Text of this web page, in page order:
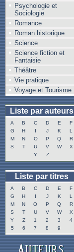
Psychologie et
Sociologie
Romance
Roman historique
Science
Science fiction et
Fantaisie
Théâtre
Vie pratique
Voyage et Tourisme
Liste par auteurs
A B C D E
F
G
H I J K
L
M
N O P Q
R
S
T U V W
X
Y
Z
Liste par titres
A B C D E
F
G
H I J K
L
M
N O P Q
R
S
T U V W
X
Y
Z 1 2 3
4
5
6 7 8 9